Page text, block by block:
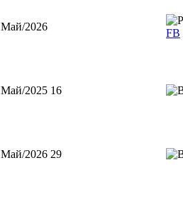
Май/2026
FB
Май/2025 16
Май/2026 29